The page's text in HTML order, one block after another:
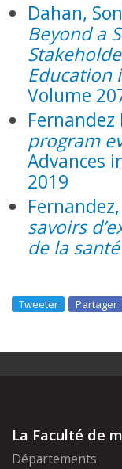
Dahan,
Beyond a
Education
Volume
program
Advances
2019
savoirs
de la santé
Tweeter Partager
La Faculté de
Départements